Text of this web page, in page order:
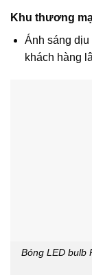
Khu thương
Ánh sáng
khách hàng
Bóng LED bulb